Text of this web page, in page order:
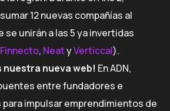
12 nuevas compañías al
se unirán a las 5 ya invertidas
Finnecto, NeatyVerticcal).
nuestra nueva web! En ADN,
entre fundadores e
impulsar emprendimientos de